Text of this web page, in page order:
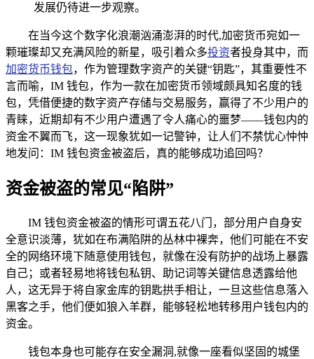
发展仍待进一步观察。
在当今这个数字化浪潮汹涌澎湃的时代,加密货币宛如一
颗璀璨却又充满风险的新星，吸引着众多投资者投身其中，而
加密货币钱包，作为管理数字资产的关键“钥匙”，其重要性不
言而喻，IM 钱包，作为一款在加密货币领域颇具知名度的钱
包，凭借便捷的数字资产存储与交易服务，赢得了不少用户的
青睐，近期却有不少用户遭遇了令人痛心的噩梦——钱包内的
资金不翼而飞，这一现象犹如一记警钟，让人们不禁忧心忡忡
地发问：IM 钱包资金被盗后，真的能够成功追回吗？
资金被盗的常见“陷阱”
IM 钱包资金被盗的情形可谓五花八门，部分用户自身安
全意识淡薄，犹如在布满陷阱的丛林中裸奔，他们可能在不安
全的网络环境下随意使用钱包，就像在没有防护的战场上暴露
自己；或者轻易地将钱包私钥、助记词等关键信息透露给他
人，这无异于将自家金库的钥匙拱手相让，一旦这些信息落入
黑客之手，他们便如狼入羊群，能够轻松地转移用户钱包内的
资金。
钱包本身也可能存在安全漏洞,就像一座看似坚固的城堡